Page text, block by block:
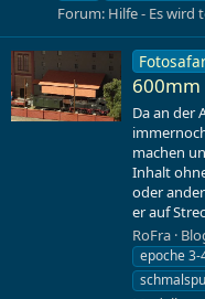
Forum: Hilfe - Es wird
600mm
Da an der
machen
Inhalt
oder
er auf
RoFra
epoche 3-